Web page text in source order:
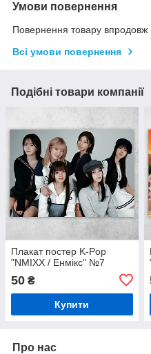
Умови повернення
Повернення товару впродовж
Всі умови повернення
Подібні товари компанії
Плакат постер K-Pop
"NMIXX / Енмікс" №7
50 ₴
Купити
Про нас